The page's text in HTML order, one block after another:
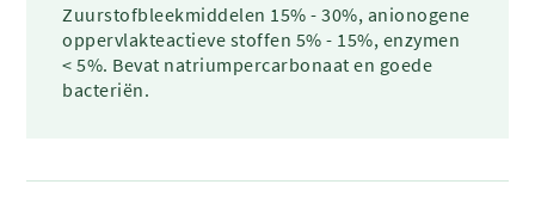
Zuurstofbleekmiddelen 15% - 30%, anionogene
oppervlakteactieve stoffen 5% - 15%, enzymen
< 5%. Bevat natriumpercarbonaat en goede
bacteriën.